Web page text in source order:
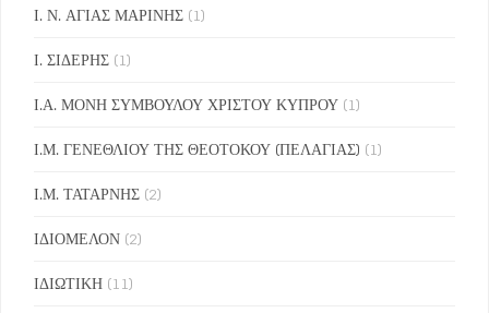
Ι. Ν. ΑΓΙΑΣ ΜΑΡΙΝΗΣ (1)
Ι. ΣΙΔΕΡΗΣ (1)
Ι.Α. ΜΟΝΗ ΣΥΜΒΟΥΛΟΥ ΧΡΙΣΤΟΥ ΚΥΠΡΟΥ (1)
Ι.Μ. ΓΕΝΕΘΛΙΟΥ ΤΗΣ ΘΕΟΤΟΚΟΥ (ΠΕΛΑΓΙΑΣ) (1)
Ι.Μ. ΤΑΤΑΡΝΗΣ (2)
ΙΔΙΟΜΕΛΟΝ (2)
ΙΔΙΩΤΙΚΗ (11)